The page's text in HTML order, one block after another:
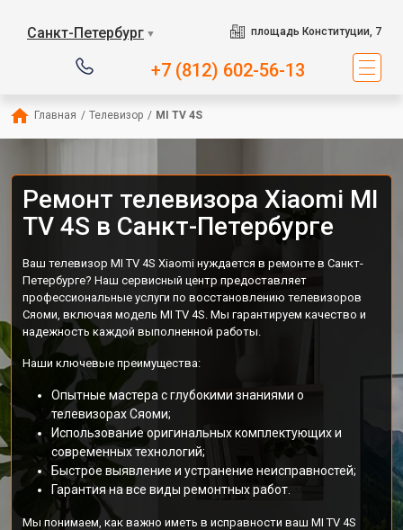
Санкт-Петербург ▼ площадь Конституции, 7
+7 (812) 602-56-13
Главная / Телевизор / MI TV 4S
Ремонт телевизора Xiaomi MI
TV 4S в Санкт-Петербурге
Ваш телевизор MI TV 4S Xiaomi нуждается в ремонте в Санкт-
Петербурге? Наш сервисный центр предоставляет
профессиональные услуги по восстановлению телевизоров
Сяоми, включая модель MI TV 4S. Мы гарантируем качество и
надежность каждой выполненной работы.
Наши ключевые преимущества:
Опытные мастера с глубокими знаниями о
телевизорах Сяоми;
Использование оригинальных комплектующих и
современных технологий;
Быстрое выявление и устранение неисправностей;
Гарантия на все виды ремонтных работ.
Мы понимаем, как важно иметь в исправности ваш MI TV 4S